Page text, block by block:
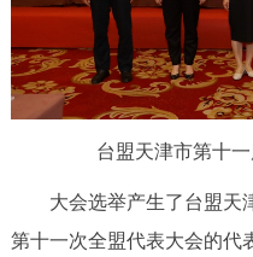
台盟天津市第十
大会选举产生了台盟天
第十一次全盟代表大会的代